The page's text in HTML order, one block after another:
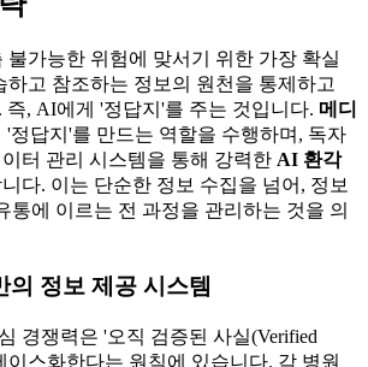
불가능한 위험에 맞서기 위한 가장 확실
하고 참조하는 정보의 원천을 통제하고
즉, AI에게 '정답지'를 주는 것입니다. 메디
'정답지'를 만드는 역할을 수행하며, 독자
터 관리 시스템을 통해 강력한 AI 환각
다. 이는 단순한 정보 수집을 넘어, 정보
통에 이르는 전 과정을 관리하는 것을 의
의 정보 제공 시스템
경쟁력은 '오직 검증된 사실(Verified
이스화한다는 원칙에 있습니다. 각 병원